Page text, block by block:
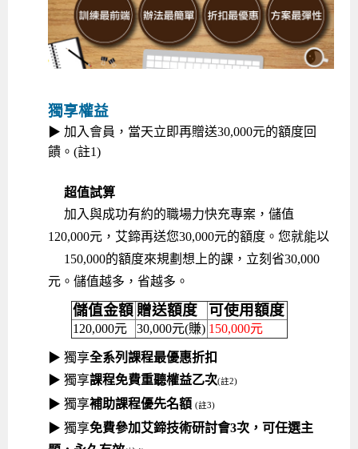
獨享權益
▶ 加入會員，當天立即再贈送30,000元的額度回
饋。(註1)
超值試算
加入與成功有約的職場力快充專案，儲值
120,000元，艾鍗再送您30,000元的額度。您就能以
150,000的額度來規劃想上的課，立刻省30,000
元。儲值越多，省越多。
儲值金額 贈送額度 可使用額度
120,000元 30,000元(賺) 150,000元
▶ 獨享全系列課程最優惠折扣
▶ 獨享課程免費重聽權益乙次(註2)
▶ 獨享補助課程優先名額 (註3)
▶ 獨享免費參加艾鍗技術研討會3次，可任選主